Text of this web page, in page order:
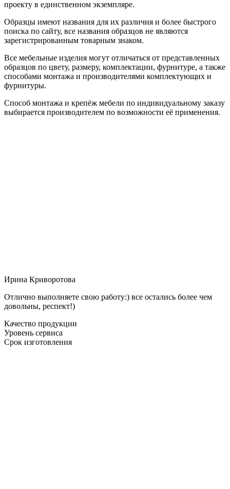
проекту в единственном экземпляре.
Образцы имеют названия для их различия и более быстрого
поиска по сайту, все названия образцов не являются
зарегистрированным товарным знаком.
Все мебельные изделия могут отличаться от представленных
образцов по цвету, размеру, комплектации, фурнитуре, а также
способами монтажа и производителями комплектующих и
фурнитуры.
Способ монтажа и крепёж мебели по индивидуальному заказу
выбирается производителем по возможности её применения.
Ирина Криворотова
Отлично выполняете свою работу:) все остались более чем
довольны, респект!)
Качество продукции
Уровень сервиса
Срок изготовления